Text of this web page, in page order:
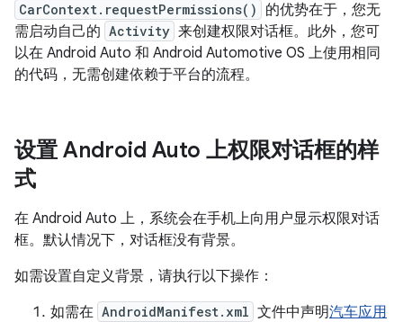
CarContext.requestPermissions()
的优势在于，您无
需启动自己的 Activity 来创建权限对话框。此外，您可
以在 Android Auto 和 Android Automotive OS 上使用相同
的代码，无需创建依赖于平台的流程。
设置 Android Auto 上权限对话框的样
式
在 Android Auto 上，系统会在手机上向用户显示权限对话
框。默认情况下，对话框没有背景。
如需设置自定义背景，请执行以下操作：
如需在 AndroidManifest.xml 文件中声明汽车应用